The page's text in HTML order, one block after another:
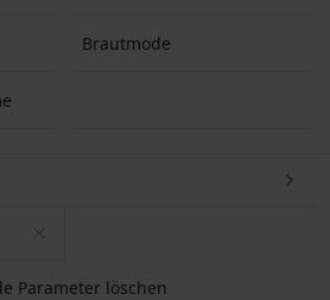
Brautmode
Parameter löschen